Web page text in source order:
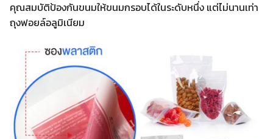
คุณสมบัติป้องกันขนมให้ขนมกรอบได้ในระดับหนึ่ง แต่ไม่นานเท่า
ถุงฟอยล์อลูมิเนียม